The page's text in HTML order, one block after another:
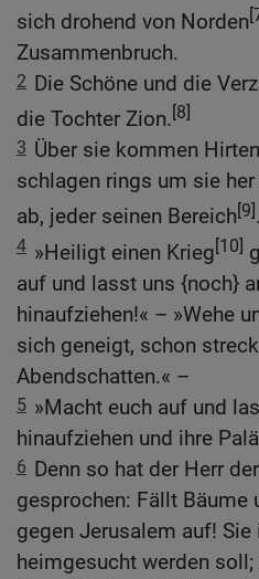
sich drohend von Norden
Zusammenbruch.
2 Die Schöne und die
die Tochter Zion.[8]
3 Über sie kommen
schlagen rings um sie
ab, jeder seinen Bereich[9].
4 »Heiligt einen Krieg[10]
auf und lasst uns {noch}
hinaufziehen!« – »Wehe
sich geneigt, schon
Abendschatten.« –
5 »Macht euch auf und
hinaufziehen und ihre
6 Denn so hat der Herr
gesprochen: Fällt Bäume
gegen Jerusalem auf!
heimgesucht werden